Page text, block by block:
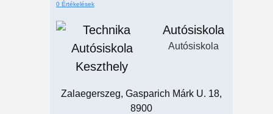
0 Értékelések
Autósiskola
Autósiskola
Zalaegerszeg, Gasparich Márk U. 18,
8900